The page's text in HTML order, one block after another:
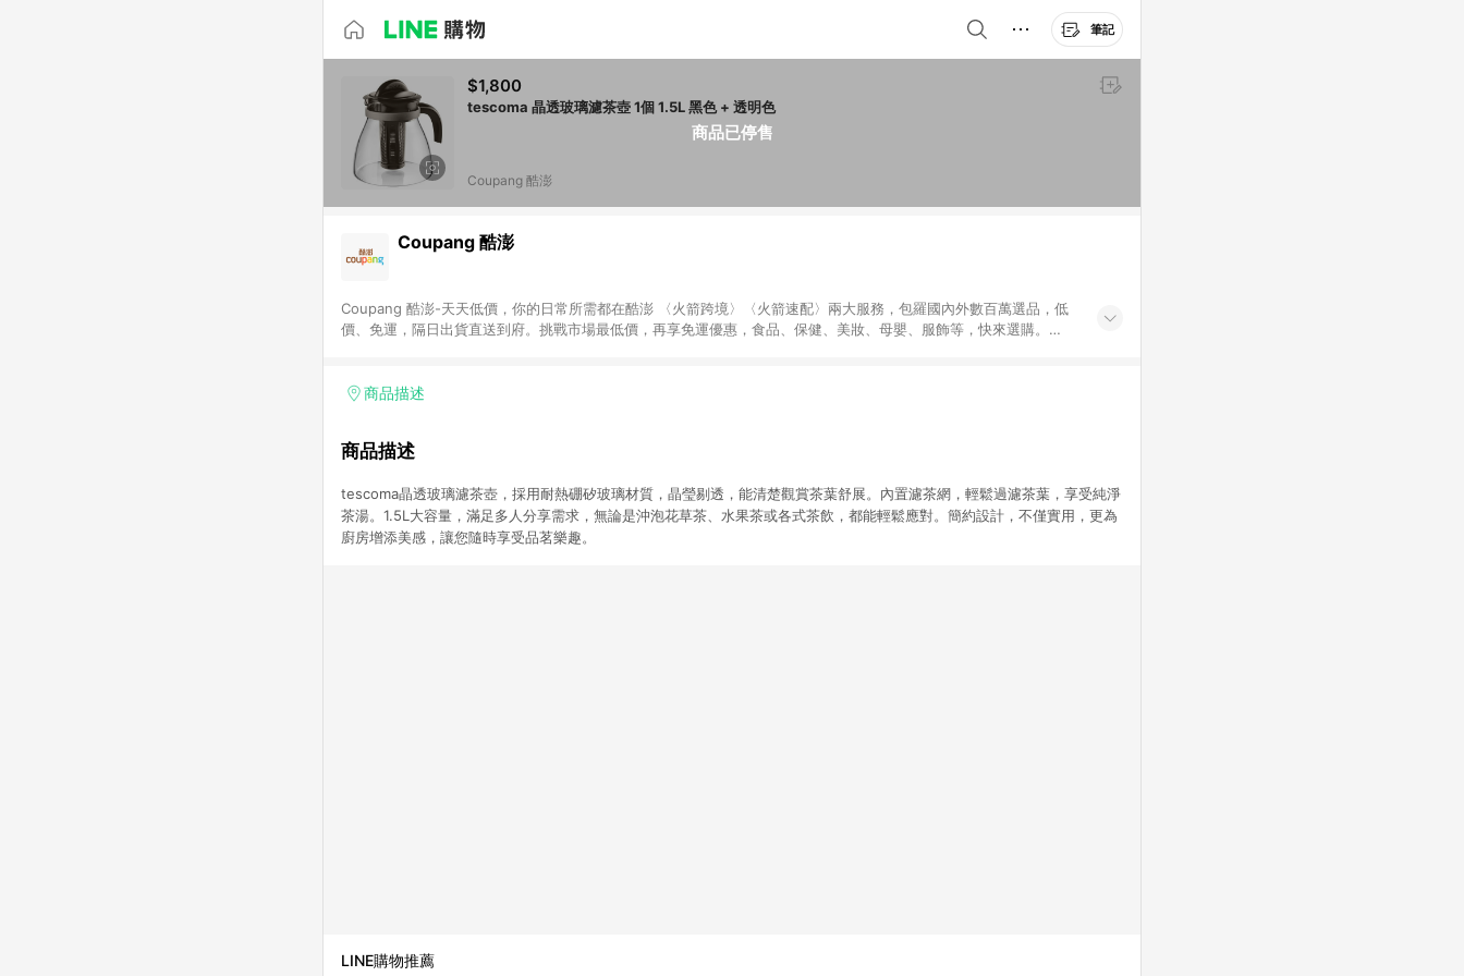
筆記
商品已停售
$1,800
tescoma 晶透玻璃濾茶壺 1個 1.5L 黑色 + 透明色
Coupang 酷澎
Coupang 酷澎
Coupang 酷澎-天天低價，你的日常所需都在酷澎 〈火箭跨境〉〈火箭速配〉兩大服務，包羅國內外數百萬選品，低
價、免運，隔日出貨直送到府。挑戰市場最低價，再享免運優惠，食品、保健、美妝、母嬰、服飾等，快來選購。
商品描述
商品描述
tescoma晶透玻璃濾茶壺，採用耐熱硼矽玻璃材質，晶瑩剔透，能清楚觀賞茶葉舒展。內置濾茶網，輕鬆過濾茶葉，享受純淨
茶湯。1.5L大容量，滿足多人分享需求，無論是沖泡花草茶、水果茶或各式茶飲，都能輕鬆應對。簡約設計，不僅實用，更為
廚房增添美感，讓您隨時享受品茗樂趣。
LINE購物推薦